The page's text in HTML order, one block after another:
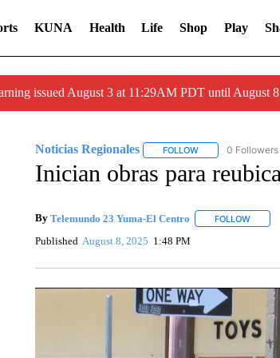
KUNA Health Life Shop Play
issued August 3 at 11:29AM PDT until August
Noticias Regionales FOLLOWFOLLOW0 Followers
Inician obras para
By Telemundo 23 Yuma-El Centro FOLLOW
Published August 8, 2025 1:48 PM